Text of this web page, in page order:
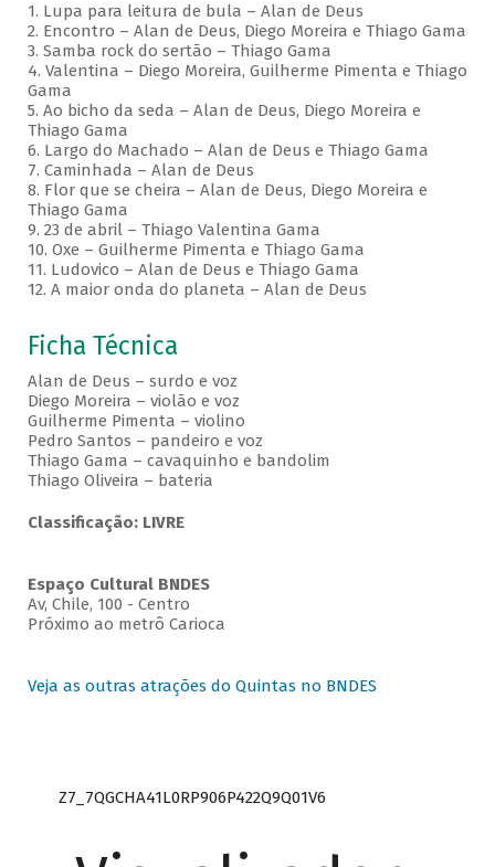
1. Lupa para leitura de bula – Alan de Deus
2. Encontro – Alan de Deus, Diego Moreira e Thiago Gama
3. Samba rock do sertão – Thiago Gama
4. Valentina – Diego Moreira, Guilherme Pimenta e Thiago
Gama
5. Ao bicho da seda – Alan de Deus, Diego Moreira e
Thiago Gama
6. Largo do Machado – Alan de Deus e Thiago Gama
7. Caminhada – Alan de Deus
8. Flor que se cheira – Alan de Deus, Diego Moreira e
Thiago Gama
9. 23 de abril – Thiago Valentina Gama
10. Oxe – Guilherme Pimenta e Thiago Gama
11. Ludovico – Alan de Deus e Thiago Gama
12. A maior onda do planeta – Alan de Deus
Ficha Técnica
Alan de Deus – surdo e voz
Diego Moreira – violão e voz
Guilherme Pimenta – violino
Pedro Santos – pandeiro e voz
Thiago Gama – cavaquinho e bandolim
Thiago Oliveira – bateria
Classificação: LIVRE
Espaço Cultural BNDES
Av, Chile, 100 - Centro
Próximo ao metrô Carioca
Veja as outras atrações do Quintas no BNDES
Z7_7QGCHA41L0RP906P422Q9Q01V6